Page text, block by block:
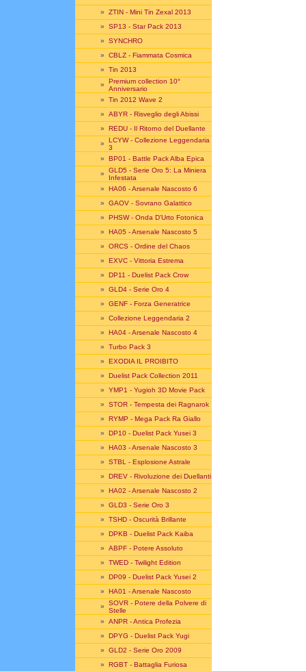
» ZTIN - Mini Tin Zexal 2013
» SP13 - Star Pack 2013
» SYNCHRO
» CBLZ - Fiammata Cosmica
» Tin 2013
» Premium collection 10°
Anniversario
» Tin 2012 Wave 2
» ABYR - Risveglio degli Abissi
» REDU - Il Ritorno del Duellante
» LCYW - Collezione Leggendaria
3
» BP01 - Battle Pack Alba Epica
» GLD5 - Serie Oro 5: La Miniera
Infestata
» HA06 - Arsenale Nascosto 6
» GAOV - Sovrano Galattico
» PHSW - Onda D'Urto Fotonica
» HA05 - Arsenale Nascosto 5
» ORCS - Ordine del Chaos
» EXVC - Vittoria Estrema
» DP11 - Duelist Pack Crow
» GLD4 - Serie Oro 4
» GENF - Forza Generatrice
» Collezione Leggendaria 2
» HA04 - Arsenale Nascosto 4
» Turbo Pack 3
» EXODIA IL PROIBITO
» Duelist Pack Collection 2011
» YMP1 - Yugioh 3D Movie Pack
» STOR - Tempesta dei Ragnarok
» RYMP - Mega Pack Ra Giallo
» DP10 - Duelist Pack Yusei 3
» HA03 - Arsenale Nascosto 3
» STBL - Esplosione Astrale
» DREV - Rivoluzione dei Duellanti
» HA02 - Arsenale Nascosto 2
» GLD3 - Serie Oro 3
» TSHD - Oscurità Brillante
» DPKB - Duelist Pack Kaiba
» ABPF - Potere Assoluto
» TWED - Twilight Edition
» DP09 - Duelist Pack Yusei 2
» HA01 - Arsenale Nascosto
» SOVR - Potere della Polvere di
Stelle
» ANPR - Antica Profezia
» DPYG - Duelist Pack Yugi
» GLD2 - Serie Oro 2009
» RGBT - Battaglia Furiosa